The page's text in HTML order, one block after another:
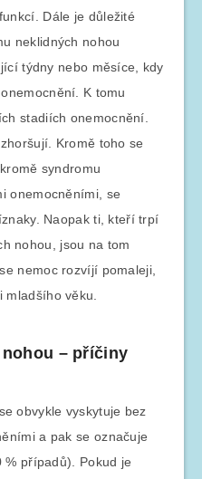
Dále je důležité
neklidných nohou
týdny nebo měsíce, kdy
K tomu
stadiích onemocnění.
Kromě toho se
syndromu
onemocněními, se
Naopak ti, kteří trpí
nohou, jsou na tom
nemoc rozvíjí pomaleji,
věku.
– příčiny
obvykle vyskytuje bez
a pak se označuje
% případů). Pokud je